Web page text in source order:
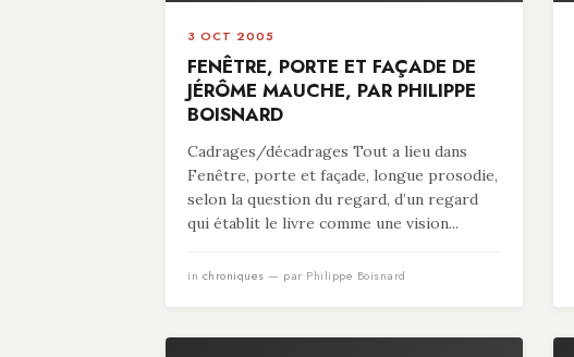
3 OCT 2005
FENÊTRE, PORTE ET FAÇADE DE
JÉRÔME MAUCHE, PAR PHILIPPE
BOISNARD
Cadrages/décadrages Tout a lieu dans
Fenêtre, porte et façade, longue prosodie,
selon la question du regard, d’un regard
qui établit le livre comme une vision...
in chroniques — par Philippe Boisnard